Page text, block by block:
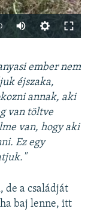
480p
360p
480p
720p
1080p
ember nem
éjszaka,
annak, aki
van töltve
van, hogy aki
Ez egy
de a családját
baj lenne, itt